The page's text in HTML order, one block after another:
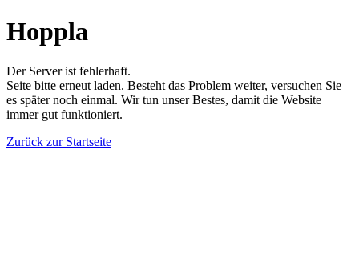
Hoppla
Der Server ist fehlerhaft.
Seite bitte erneut laden. Besteht das Problem weiter, versuchen Sie
es später noch einmal. Wir tun unser Bestes, damit die Website
immer gut funktioniert.
Zurück zur Startseite